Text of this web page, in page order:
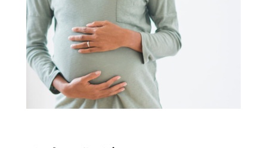
nhiễm khuẩn xoang. Đó có thể là do
thói quen ngoáy mũi thường xuyên
làm vi khuẩn dễ xâm nhập hơn.
Bên cạnh đó, đây cũng là dấu hiệu của
khối u trong mũi. Khi gặp những dấu
hiệu này, bạn nên đến những cơ sở y tế